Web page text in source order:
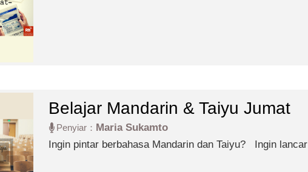
Belajar Mandarin & Taiyu Jumat
Penyiar： Maria Sukamto
Ingin pintar berbahasa Mandarin dan Taiyu? Ingin lancar dalam komunikasi? Simak Belajar